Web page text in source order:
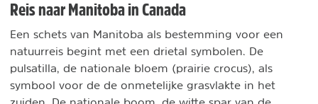
Reis naar Manitoba in Canada
Een schets van Manitoba als bestemming voor een
natuurreis begint met een drietal symbolen. De
pulsatilla, de nationale bloem (prairie crocus), als
symbool voor de de onmetelijke grasvlakte in het